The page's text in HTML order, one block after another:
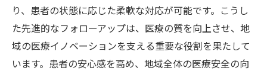
り、患者の状態に応じた柔軟な対応が可能です。こうし
た先進的なフォローアップは、医療の質を向上させ、地
域の医療イノベーションを支える重要な役割を果たして
います。患者の安心感を高め、地域全体の医療安全の向